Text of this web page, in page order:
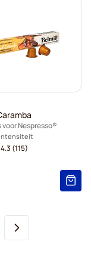
voor Nespresso®
4.3 (115)
pagina